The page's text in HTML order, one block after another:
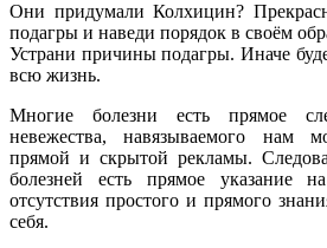
Они придумали Колхицин?
подагры и наведи порядок в своём
Устрани причины подагры. Иначе
всю жизнь.
Многие болезни есть прямое
невежества, навязываемого нам
прямой и скрытой рекламы.
болезней есть прямое указание
отсутствия простого и прямого
себя.